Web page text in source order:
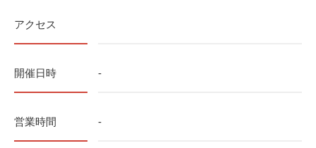
アクセス
開催日時 -
営業時間 -